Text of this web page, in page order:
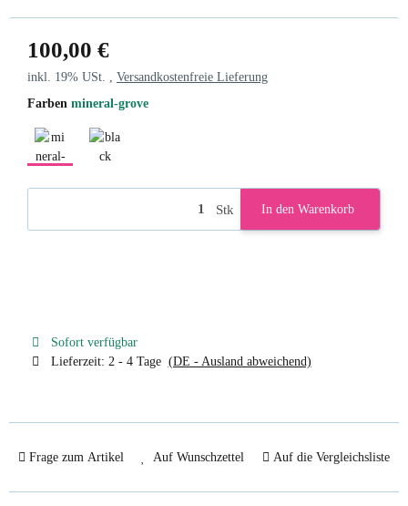
100,00 €
inkl. 19% USt. , Versandkostenfreie Lieferung
Farben mineral-grove
Stk In den Warenkorb
Sofort verfügbar
Lieferzeit: 2 - 4 Tage (DE - Ausland abweichend)
Frage zum Artikel Auf Wunschzettel Auf die Vergleichsliste